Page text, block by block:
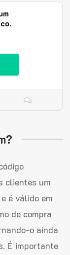
clientes um
é válido em
de compra
o ainda
É importante